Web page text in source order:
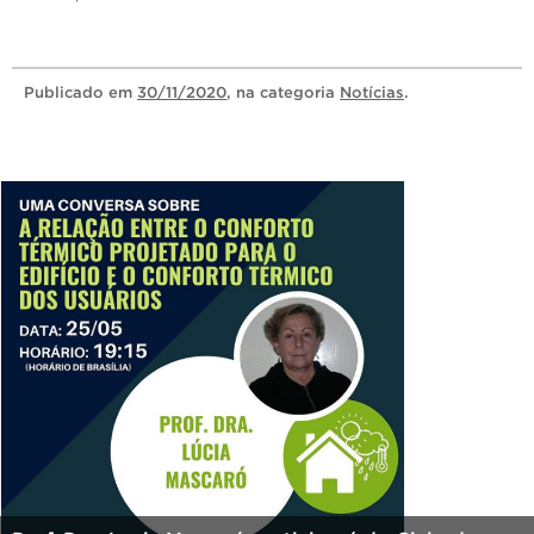
Publicado em 30/11/2020, na categoria Notícias.